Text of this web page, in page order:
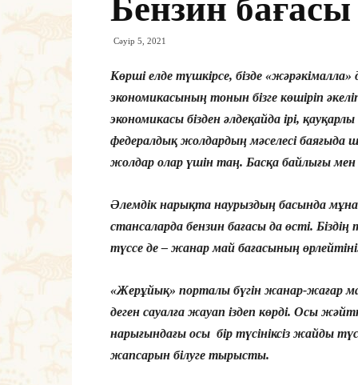
Бензин
Сәуір 5, 2021
Көрші елде түшкірсе, бізде
экономикасының тонын бізге көшіріп
экономикасы бізден әлдеқайда ірі,
федералдық жолдардың мәселесі баяғыда
жолдар олар үшін таң. Басқа байлығы
Әлемдік нарықта наурыздың басында
стансаларда бензин бағасы да өсті.
түссе де – жанар май бағасының
«Жерұйық» порталы бүгін жанар-жағар
деген сауалға жауап іздеп көрді. Осы
нарығындағы осы бір түсініксіз жайды
жапсарын білуге тырысты.